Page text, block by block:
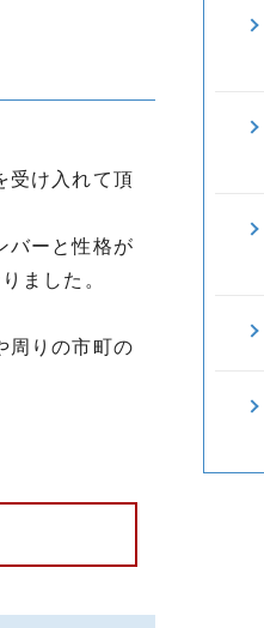
受け入れて頂
バーと性格が
ました。
周りの市町の